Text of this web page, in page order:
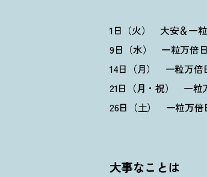
1日（火） 大安＆一
9日（水） 一粒万倍日
14日（月） 一粒万倍
21日（月・祝） 一粒
26日（土） 一粒万倍
大事なことは